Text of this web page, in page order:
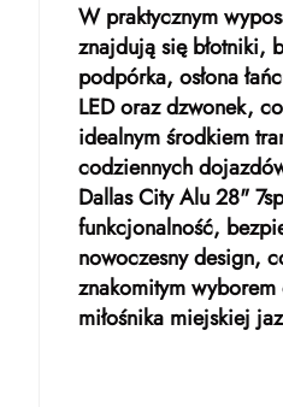
W praktycznym
znajdują się błotniki,
podpórka, osłona
LED oraz dzwonek,
idealnym środkiem
codziennych
Dallas City Alu 28"
funkcjonalność,
nowoczesny design,
znakomitym
miłośnika miejskiej